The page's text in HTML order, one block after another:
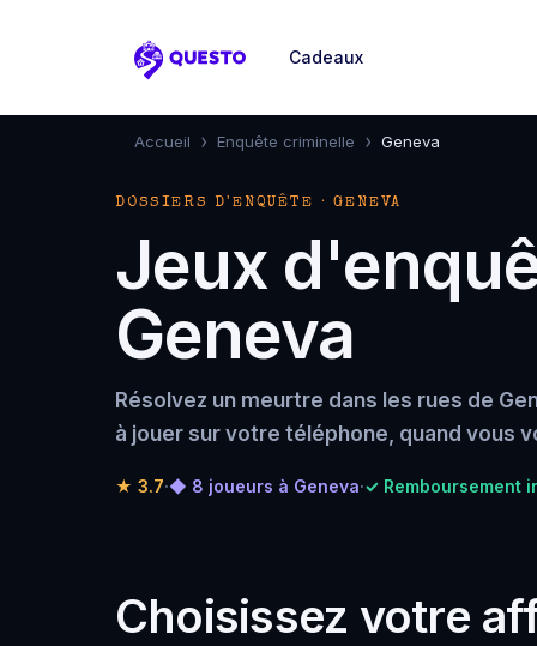
Questo
Cadeaux
Accueil › Enquête criminelle › Geneva
DOSSIERS D'ENQUÊTE · GENEVA
Jeux
Geneva
Résolvez un meurtre dans les rues de
à jouer sur votre téléphone, quand vous
★ 3.7·◆ 8 joueurs à Geneva·✓ Remboursement
Choisissez votre